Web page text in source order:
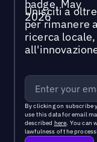
Unisciti a
per rimanere
ricerca
By clicking on subscribe
use this data for email
described here. You can
lawfulness of the